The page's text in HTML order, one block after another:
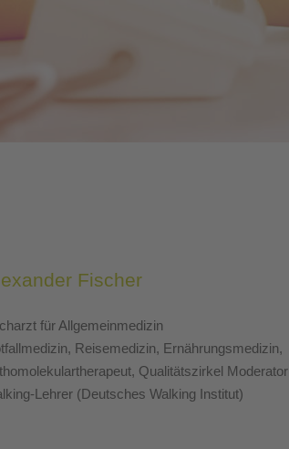
Fischer
für Allgemeinmedizin
Reisemedizin, Ernährungsmedizin,
Qualitätszirkel Moderator
Lehrer (Deutsches Walking Institut)